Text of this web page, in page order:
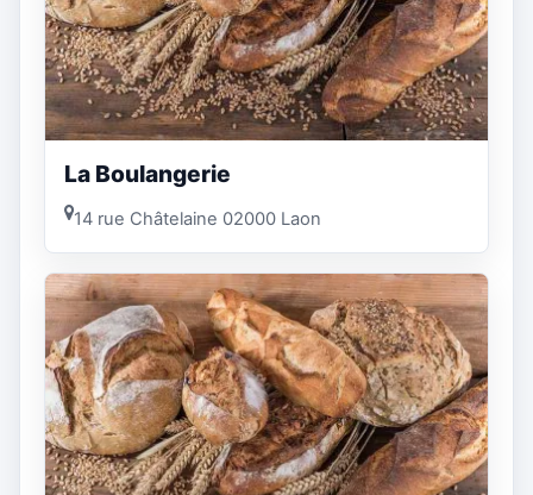
La Boulangerie
14 rue Châtelaine 02000 Laon